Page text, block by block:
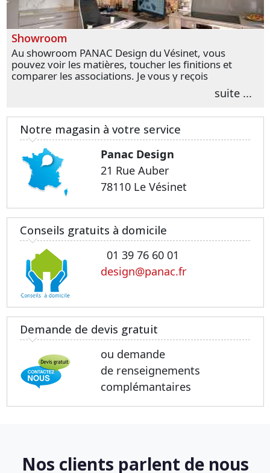
Showroom
Au showroom PANAC Design du Vésinet, vous
pouvez voir les matières, toucher les finitions et
comparer les associations. Je vous y reçois
personnellement pour parler de votre projet et
transformer vos premières idées en choix plussuite ...
Notre magasin à votre service
Panac Design
21 Rue Auber
78110 Le Vésinet
Conseils gratuits à domicile
01 39 76 60 01
design@panac.fr
Demande de devis gratuit
ou demande
de renseignements
complémantaires
Nos clients parlent de nous